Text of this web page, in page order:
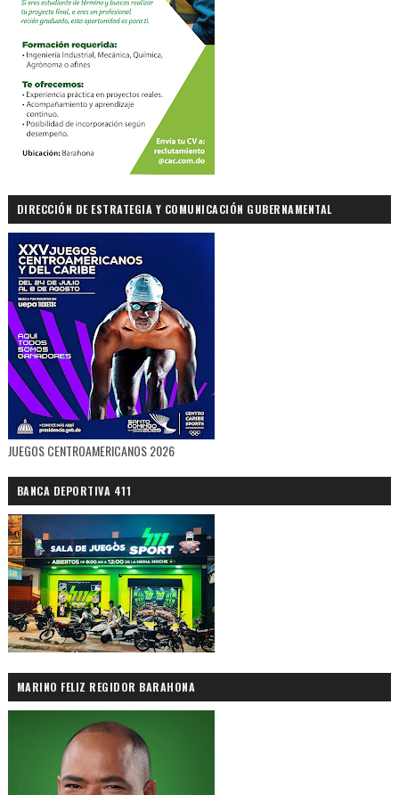
DIRECCIÓN DE ESTRATEGIA Y COMUNICACIÓN GUBERNAMENTAL
JUEGOS CENTROAMERICANOS 2026
BANCA DEPORTIVA 411
MARINO FELIZ REGIDOR BARAHONA